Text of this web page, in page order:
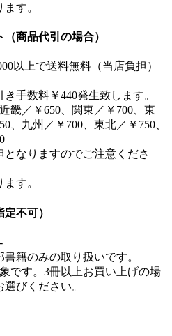
す。
商品代引の場合）
以上で送料無料（当店負担）
手数料￥440発生致します。
畿／￥650、関東／￥700、東
、九州／￥700、東北／￥750、
なりますのでご注意くださ
す。
不可）
籍のみの取り扱いです。
です。3冊以上お買い上げの場
びください。